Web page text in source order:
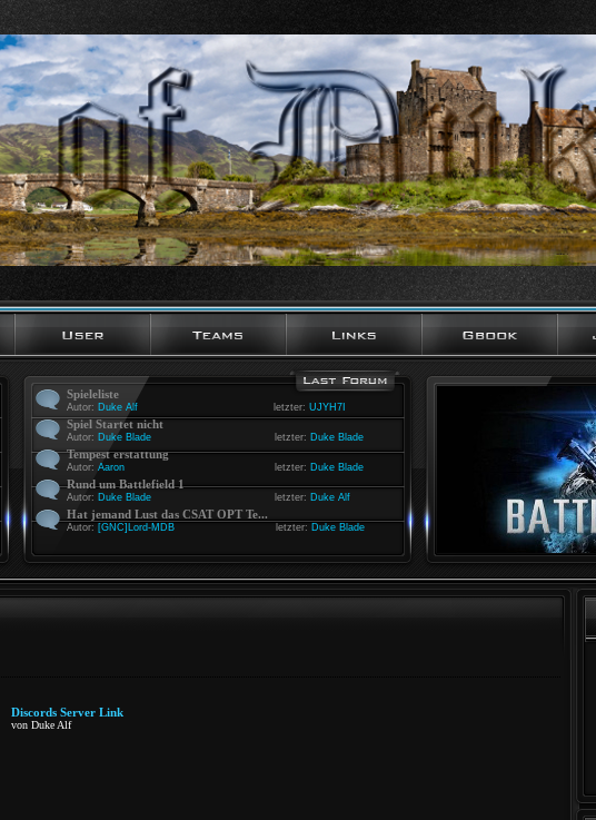
Spieleliste
Autor: Duke Alf letzter: UJYH7I
Spiel Startet nicht
Autor: Duke Blade letzter: Duke Blade
Tempest erstattung
Autor: Aaron letzter: Duke Blade
Rund um Battlefield 1
Autor: Duke Blade letzter: Duke Alf
Hat jemand Lust das CSAT OPT Te...
Autor: [GNC]Lord-MDB letzter: Duke Blade
Discords Server Link
von Duke Alf